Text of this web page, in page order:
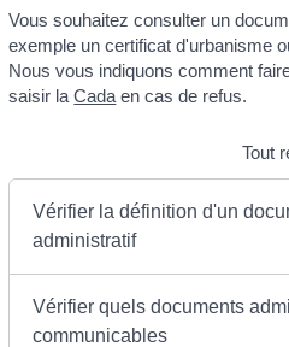
Vous souhaitez consulter un
exemple un certificat d'urbanisme
Nous vous indiquons comment
saisir laCada en cas de refus.
Tout
Vérifier la définition d'un
administratif
Vérifier quels documents
communicables